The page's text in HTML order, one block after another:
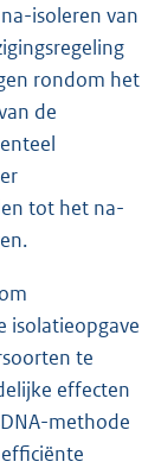
isoleren van
rondom het
de
tot het na-
isolatieopgave
te
effecten
methode